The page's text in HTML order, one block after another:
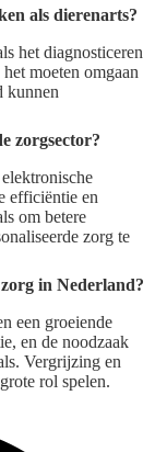
als dierenarts?
het diagnosticeren
moeten omgaan
kunnen
zorgsector?
efficiëntie en
om betere
zorg te
in Nederland?
een groeiende
en de noodzaak
Vergrijzing en
rol spelen.